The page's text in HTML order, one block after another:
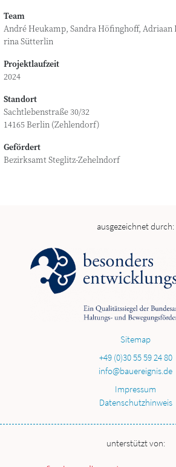
Team
André Heu­kamp, San­dra Höfing­hoff,
ri­na Sütterlin
Projektlaufzeit
2024
Standort
Sach­t­le­bens­tra­ße 30/32
14165 Ber­lin (Zehlen­dorf)
Gefördert
Bezirks­amt Steglitz-Zehelndorf
ausgezeichnet durch:
Sitemap
+49 (0)30 55 59 24 80
info@bauereignis.de
Impressum
Datenschutzhinweis
unterstützt von: